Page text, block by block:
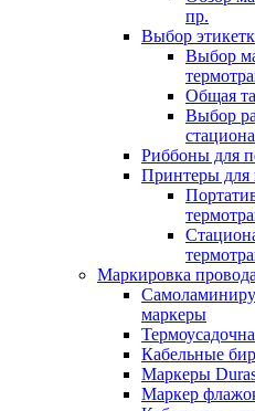
пр.
Выбор
Выбор
Общая
Выбор
Риббоны для
Принтеры для
Маркировка
маркеры
Кабельные
Маркеры
Маркер